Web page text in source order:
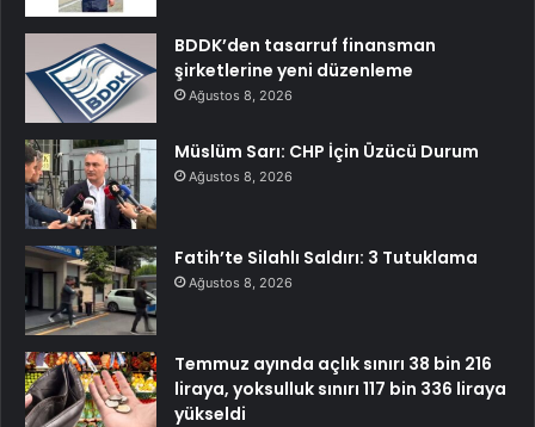
BDDK’den tasarruf finansman
şirketlerine yeni düzenleme
Ağustos 8, 2026
Müslüm Sarı: CHP İçin Üzücü Durum
Ağustos 8, 2026
Fatih’te Silahlı Saldırı: 3 Tutuklama
Ağustos 8, 2026
Temmuz ayında açlık sınırı 38 bin 216
liraya, yoksulluk sınırı 117 bin 336 liraya
yükseldi